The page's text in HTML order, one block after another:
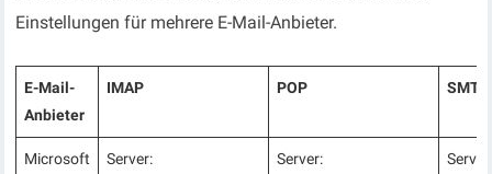
Einstellungen für mehrere E-Mail-Anbieter.
E-Mail-
Anbieter
IMAP POP SMTP
Microsoft
Server:
Server: